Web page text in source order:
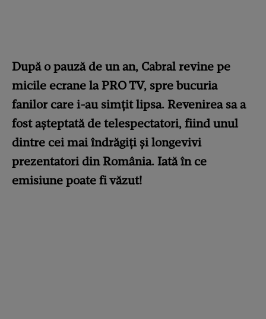
După o pauză de un an, Cabral revine pe
micile ecrane la PRO TV, spre bucuria
fanilor care i-au simțit lipsa. Revenirea sa a
fost așteptată de telespectatori, fiind unul
dintre cei mai îndrăgiți și longevivi
prezentatori din România. Iată în ce
emisiune poate fi văzut!